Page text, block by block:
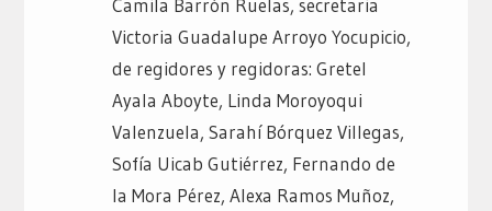
Camila Barrón Ruelas, secretaria
Victoria Guadalupe Arroyo Yocupicio,
de regidores y regidoras: Gretel
Ayala Aboyte, Linda Moroyoqui
Valenzuela, Sarahí Bórquez Villegas,
Sofía Uicab Gutiérrez, Fernando de
la Mora Pérez, Alexa Ramos Muñoz,